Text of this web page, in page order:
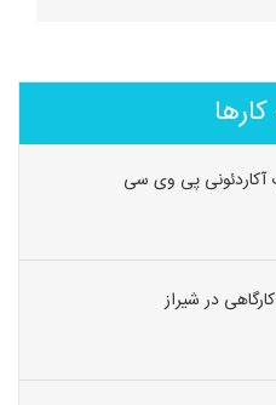
آکاردئونی پی وی سی
در شیراز